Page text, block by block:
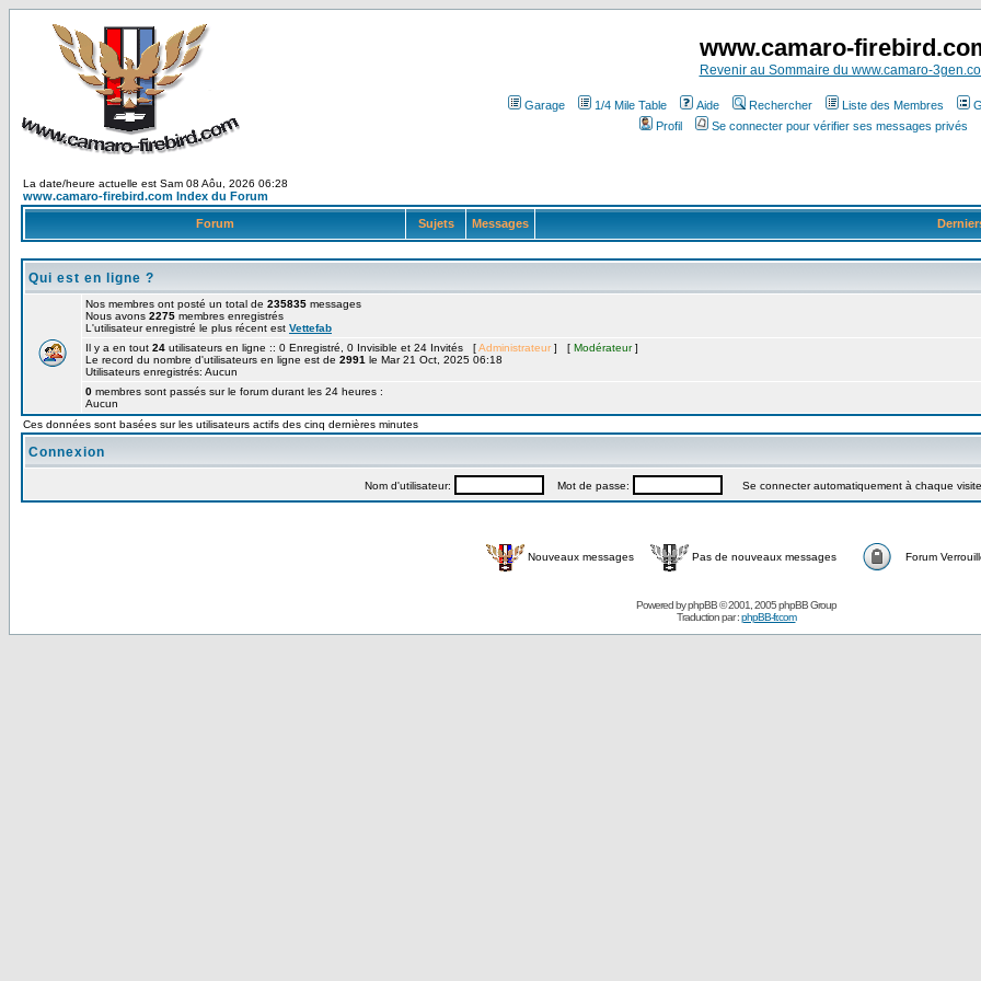
www.camaro-
Revenir au Sommaire du www.camaro-
Garage 1/4 Mile Table Aide Rechercher Liste des Membres
Profil
Se connecter pour vérifier ses messages privés
La date/heure actuelle est Sam 08 Aôu, 2026 06:28
www.camaro-firebird.com Index du Forum
Forum Sujets Messages
Qui est en ligne ?
Nos membres ont posté un total de 235835 messages
Nous avons 2275 membres enregistrés
L'utilisateur enregistré le plus récent est Vettefab
Il y a en tout 24 utilisateurs en ligne :: 0 Enregistré, 0 Invisible et 24 Invités [Administrateur ] [ Modérateur]
Le record du nombre d'utilisateurs en ligne est de 2991 le Mar 21 Oct, 2025 06:18
Utilisateurs enregistrés: Aucun
0 membres sont passés sur le forum durant les 24 heures :
Aucun
Ces données sont basées sur les utilisateurs actifs des cinq dernières minutes
Connexion
Nom d'utilisateur: Mot de passe: Se connecter automatiquement à chaque
Nouveaux messages Pas de nouveaux messages Forum
Powered byphpBB© 2001, 2005 phpBB Group
Traduction par :phpBB-fr.com